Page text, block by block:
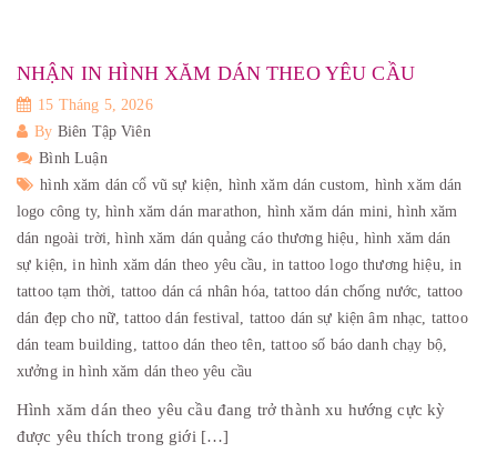
NHẬN IN HÌNH XĂM DÁN THEO YÊU CẦU
15 Tháng 5, 2026
By Biên Tập Viên
Bình Luận
hình xăm dán cổ vũ sự kiện, hình xăm dán custom, hình xăm dán
logo công ty,hình xăm dán marathon, hình xăm dán mini,hình xăm
dán ngoài trời,hình xăm dán quảng cáo thương hiệu, hình xăm dán
sự kiện,in hình xăm dán theo yêu cầu, in tattoo logo thương hiệu,in
tattoo tạm thời, tattoo dán cá nhân hóa,tattoo dán chống nước, tattoo
dán đẹp cho nữ,tattoo dán festival, tattoo dán sự kiện âm nhạc, tattoo
dán team building, tattoo dán theo tên,tattoo số báo danh chạy bộ,
xưởng in hình xăm dán theo yêu cầu
Hình xăm dán theo yêu cầu đang trở thành xu hướng cực kỳ
được yêu thích trong giới […]